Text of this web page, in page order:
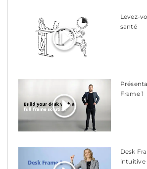
Levez-
santé
Frame 1
Desk
intuitive